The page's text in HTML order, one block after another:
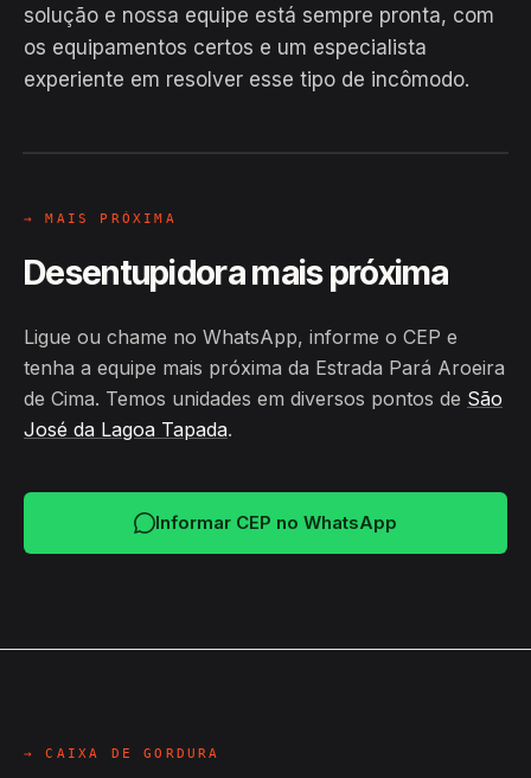
solução e nossa equipe está sempre pronta, com
os equipamentos certos e um especialista
experiente em resolver esse tipo de incômodo.
EM CAMPO
Hiroshiro · Estrada Pará Aroeira de
→ MAIS PRÓXIMA
Desentupidora mais próxima
Ligue ou chame no WhatsApp, informe o CEP e
tenha a equipe mais próxima da Estrada Pará Aroeira
de Cima. Temos unidades em diversos pontos de São
José da Lagoa Tapada.
Informar CEP no WhatsApp
→ CAIXA DE GORDURA